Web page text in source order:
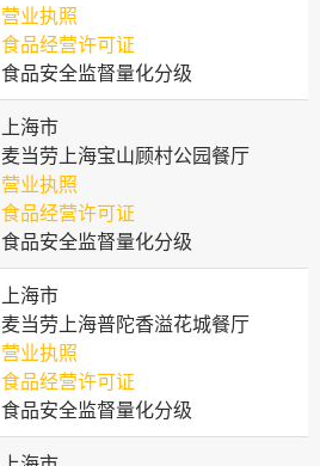
营业执照
食品经营许可证
食品安全监督量化分级
上海市
麦当劳上海宝山顾村公园餐厅
营业执照
食品经营许可证
食品安全监督量化分级
上海市
麦当劳上海普陀香溢花城餐厅
营业执照
食品经营许可证
食品安全监督量化分级